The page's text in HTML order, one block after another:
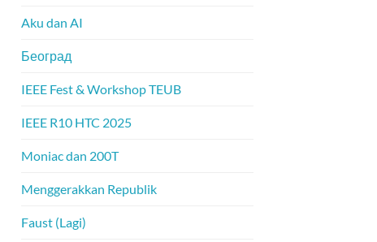
Aku dan AI
Београд
IEEE Fest & Workshop TEUB
IEEE R10 HTC 2025
Moniac dan 200T
Menggerakkan Republik
Faust (Lagi)